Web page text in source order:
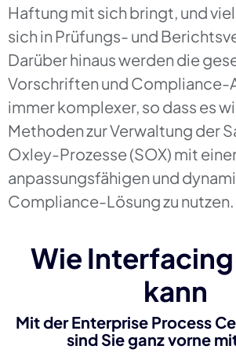
Haftung mit sich bringt, und
sich in Prüfungs- und
Darüber hinaus werden die
Vorschriften und Compliance-
immer komplexer, so dass es
Methoden zur Verwaltung der
Oxley-Prozesse (SOX) mit
anpassungsfähigen und
Compliance-Lösung zu nutzen.
Wie
kann
Mit der Enterprise Process
sind Sie ganz vorne